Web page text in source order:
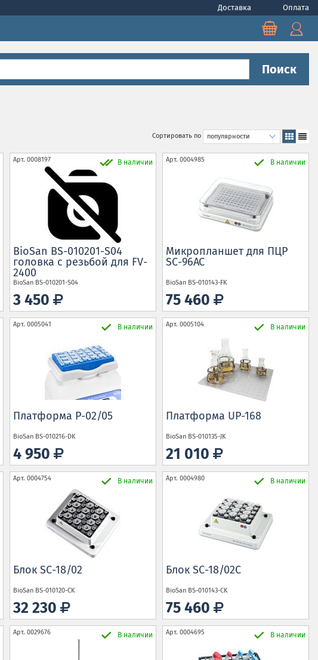
Доставка Оплата
Поиск
Сортировать по
Арт. 0008197 В наличии
BioSan BS-010201-S04
головка с резьбой для FV-
2400
BioSan BS-010201-S04
3 450
Арт. 0004985 В наличии
Микропланшет для ПЦР
SC-96AC
BioSan BS-010143-FK
75 460
Арт. 0005041 В наличии
Платформа P-02/05
BioSan BS-010216-DK
4 950
Арт. 0005104 В наличии
Платформа UP-168
BioSan BS-010135-JK
21 010
Арт. 0004754 В наличии
Блок SC-18/02
BioSan BS-010120-CK
32 230
Арт. 0004980 В наличии
Блок SC-18/02C
BioSan BS-010143-CK
75 460
Арт. 0029676 В наличии Арт. 0004695 В наличии